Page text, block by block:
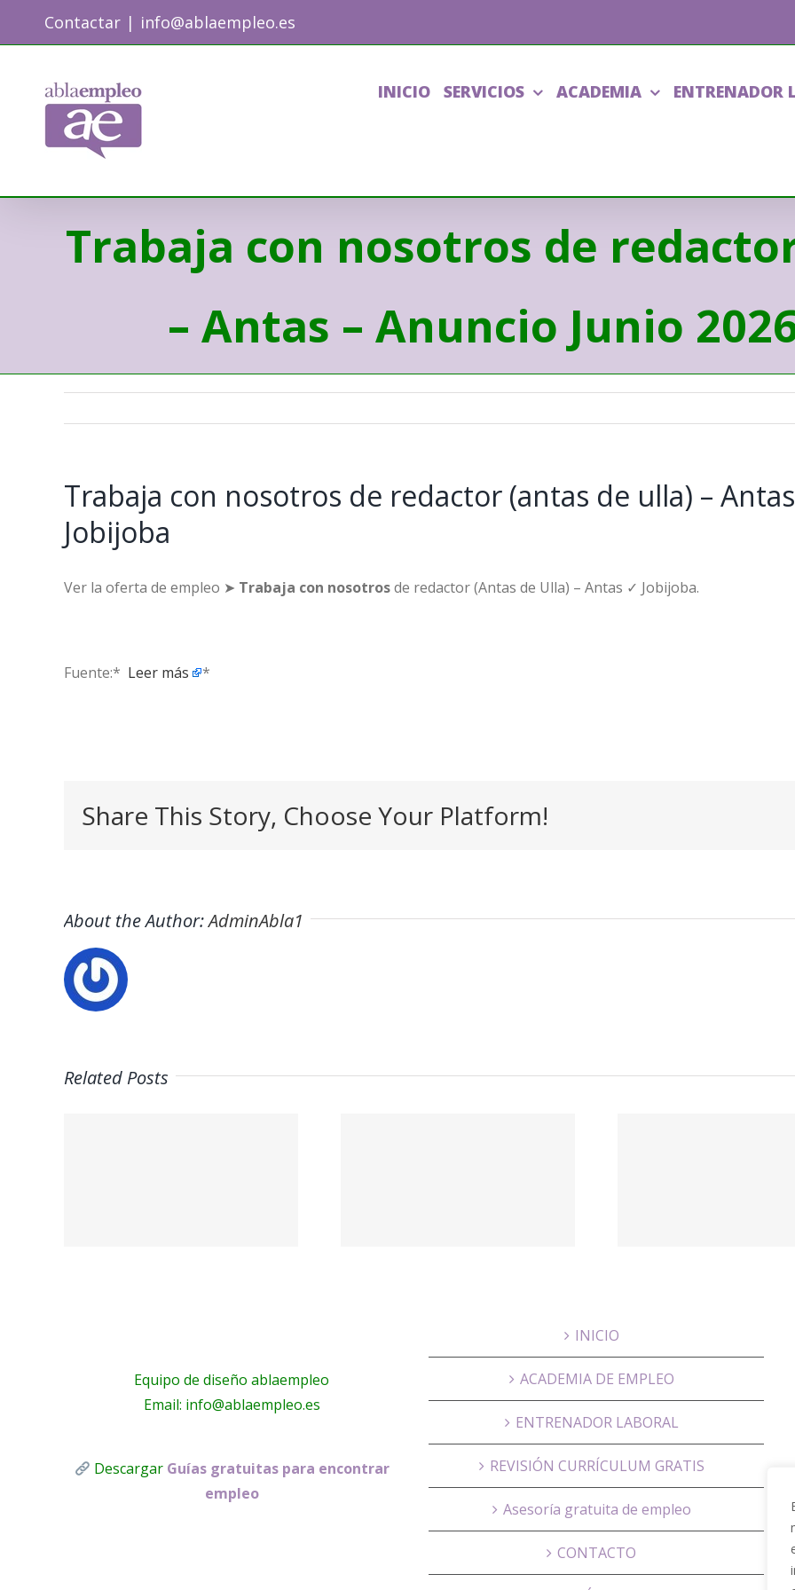
Contactar | info@ablaempleo.es
INICIO SERVICIOS ACADEMIA ENTRENADOR
Trabaja con nosotros de
– Antas – Anuncio Junio
Trabaja con nosotros de redactor (antas de ulla) –
Jobijoba
Ver la oferta de empleo ➤ Trabaja con nosotrosde redactor (Antas de Ulla) – Antas ✓ Jobijoba.
Fuente:* ​ Leer más *
Share This Story, Choose Your Platform!
About the Author:AdminAbla1
Related Posts
Equipo de diseño ablaempleo
Email: info@ablaempleo.es
Descargar Guías gratuitas para encontrar
empleo
INICIO
ACADEMIA DE EMPLEO
ENTRENADOR LABORAL
REVISIÓN CURRÍCULUM GRATIS
Asesoría gratuita de empleo
CONTACTO